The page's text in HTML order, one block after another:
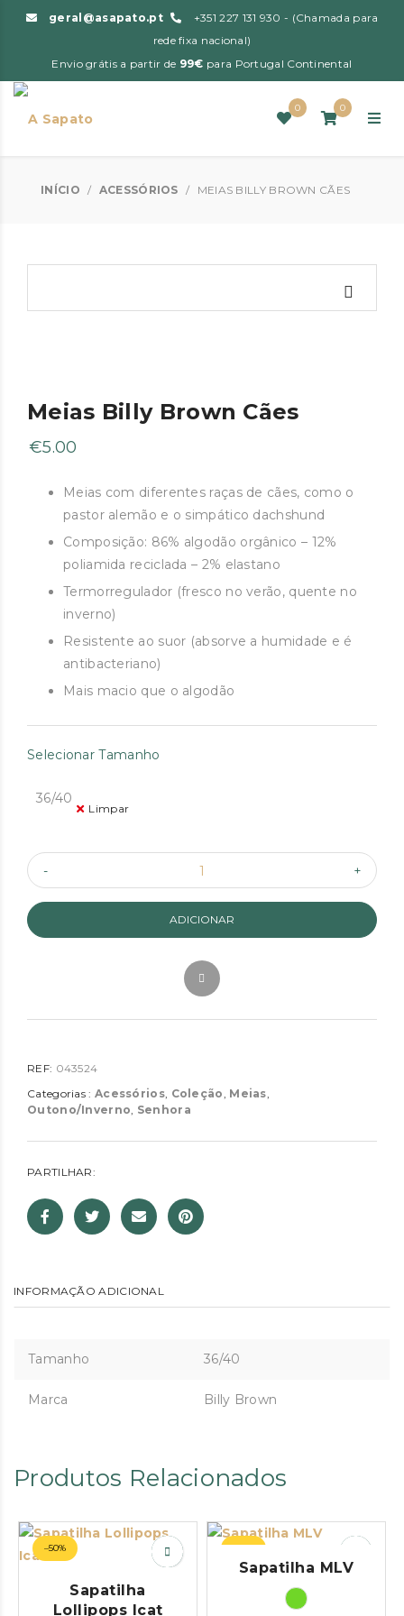
geral@asapato.pt
+351 227 131 930 - (Chamada para
rede fixa nacional)
Envio grátis a partir de 99€ para Portugal Continental
0 0
INÍCIO / ACESSÓRIOS / MEIAS BILLY BROWN CÃES
Meias Billy Brown Cães
€5.00
Meias com diferentes raças de cães, como o
pastor alemão e o simpático dachshund
Composição: 86% algodão orgânico – 12%
poliamida reciclada – 2% elastano
Termorregulador (fresco no verão, quente no
inverno)
Resistente ao suor (absorve a humidade e é
antibacteriano)
Mais macio que o algodão
Selecionar Tamanho
36/40
Limpar
ADICIONAR
REF: 043524
Categorias : Acessórios, Coleção, Meias,
Outono/Inverno, Senhora
PARTILHAR:
INFORMAÇÃO ADICIONAL
Tamanho 36/40
Marca Billy Brown
Produtos Relacionados
–50%
Sapatilha
Lollipops Icat
–52%
Sapatilha MLV